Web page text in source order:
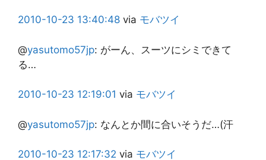
2010-10-23 13:40:48 via モバツイ
@yasutomo57jp: がーん、スーツにシミできて
る…
2010-10-23 12:19:01 via モバツイ
@yasutomo57jp: なんとか間に合いそうだ…(汗
2010-10-23 12:17:32 via モバツイ